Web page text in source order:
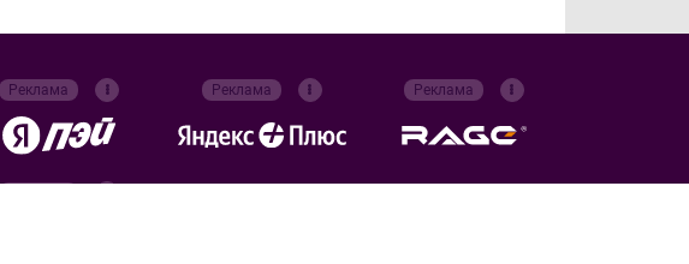
Реклама Реклама Реклама